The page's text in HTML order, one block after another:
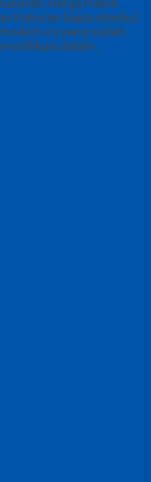
Harga Patok
Kuburan biasa disebut
ini yang sudah
dalam…